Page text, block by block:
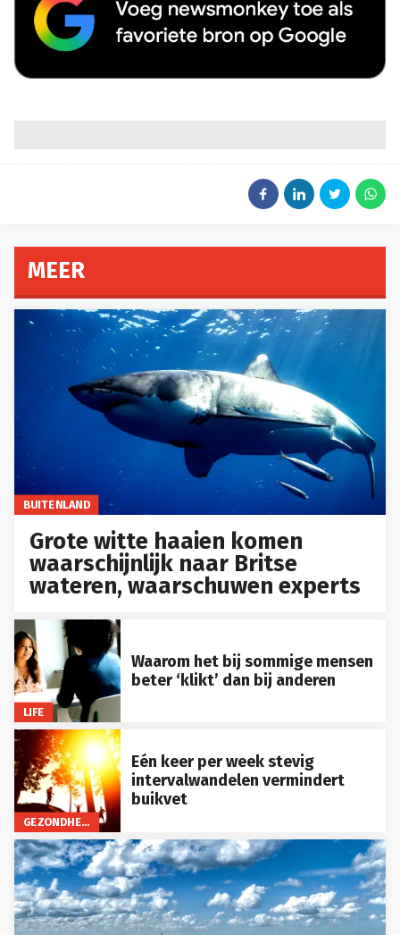
MEER
BUITENLAND
Grote witte haaien komen
waarschijnlijk naar Britse
wateren, waarschuwen experts
LIFE
Waarom het bij sommige mensen
beter ‘klikt’ dan bij anderen
GEZONDHEID
Eén keer per week stevig
intervalwandelen vermindert
buikvet